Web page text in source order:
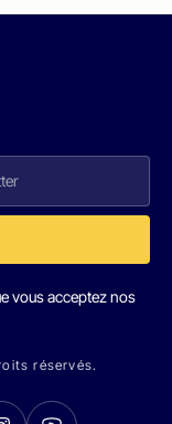
vous acceptez nos
réservés.